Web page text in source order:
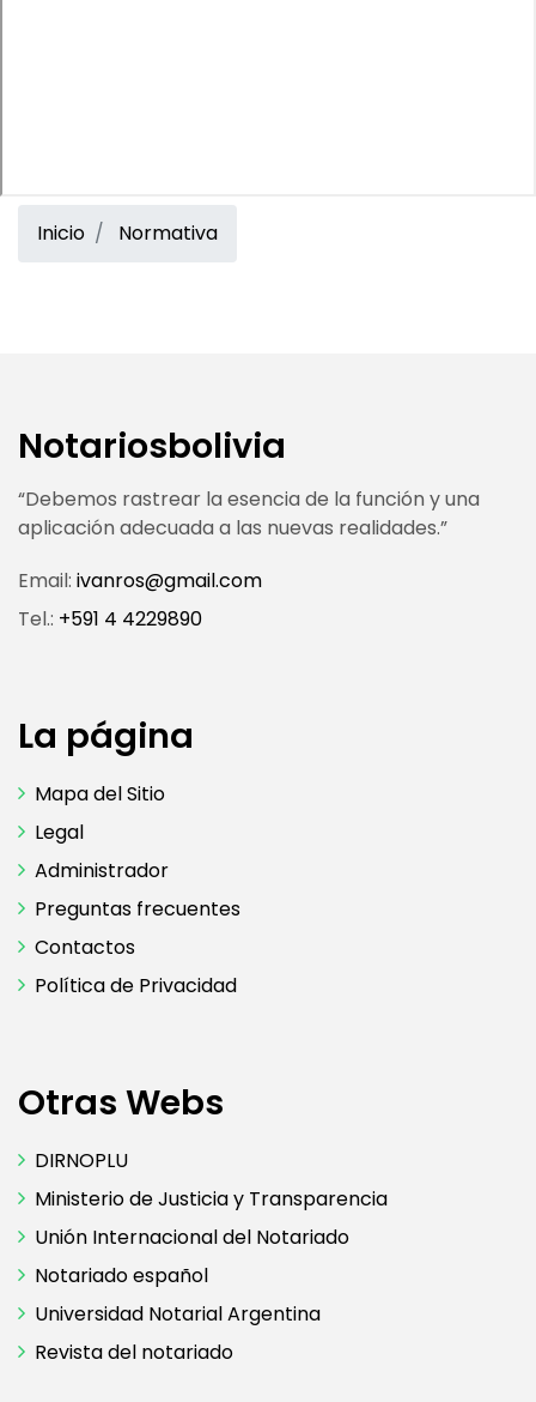
Inicio Normativa
Notariosbolivia
“Debemos rastrear la esencia de la función y una
aplicación adecuada a las nuevas realidades.”
Email: ivanros@gmail.com
Tel.: +591 4 4229890
La página
Mapa del Sitio
Legal
Administrador
Preguntas frecuentes
Contactos
Política de Privacidad
Otras Webs
DIRNOPLU
Ministerio de Justicia y Transparencia
Unión Internacional del Notariado
Notariado español
Universidad Notarial Argentina
Revista del notariado